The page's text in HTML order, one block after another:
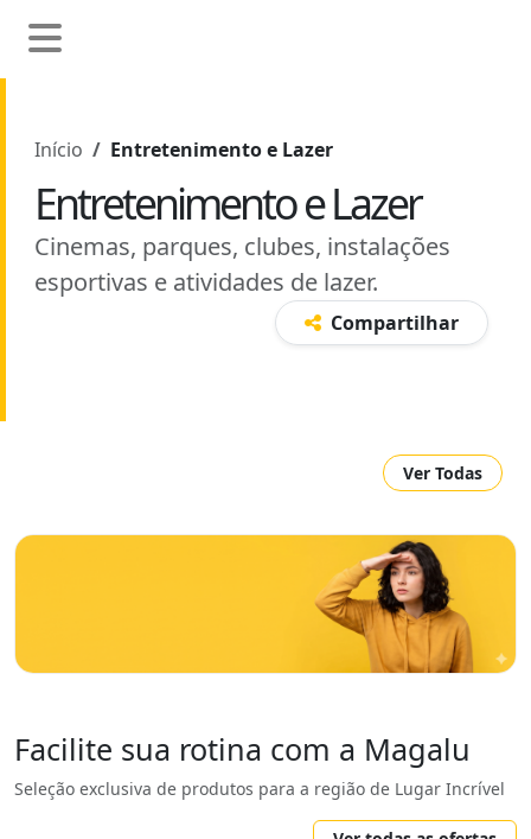
Início Entretenimento e Lazer
Entretenimento e Lazer
Cinemas, parques, clubes, instalações
esportivas e atividades de lazer.
Compartilhar
Ver Todas
Facilite sua rotina com a Magalu
Seleção exclusiva de produtos para a região de Lugar Incrível